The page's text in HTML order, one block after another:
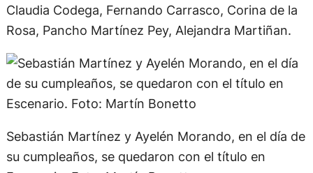
Claudia Codega, Fernando Carrasco, Corina de la
Rosa, Pancho Martínez Pey, Alejandra Martiñan.
Sebastián Martínez y Ayelén Morando, en el día de
su cumpleaños, se quedaron con el título en